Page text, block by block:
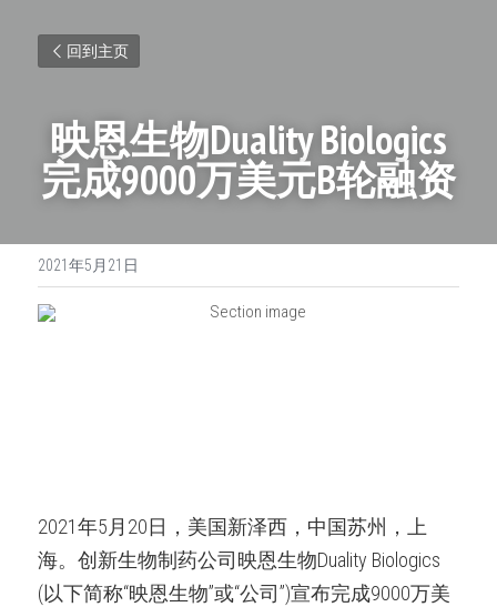
回到主页
映恩生物Duality Biologics
完成9000万美元B轮融资
2021年5月21日
2021年5月20日，美国新泽西，中国苏州，上
海。创新生物制药公司映恩生物Duality Biologics
(以下简称“映恩生物”或“公司”)宣布完成9000万美